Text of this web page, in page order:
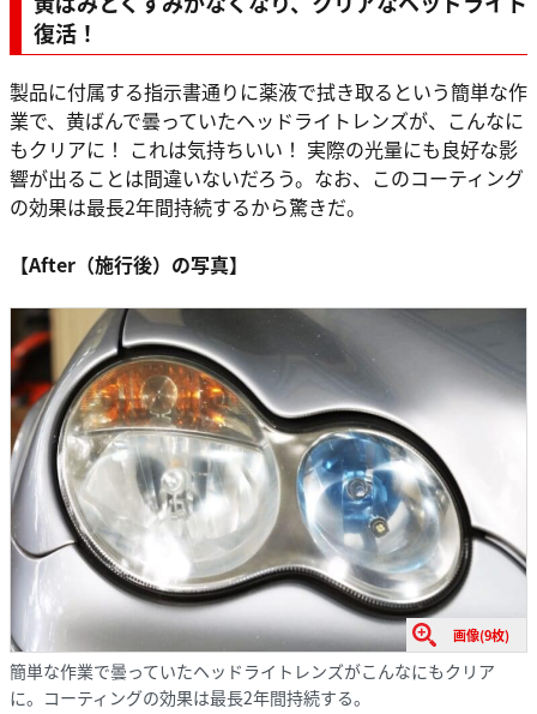
復活！
製品に付属する指示書通りに薬液で拭き取るという簡単な作
業で、黄ばんで曇っていたヘッドライトレンズが、こんなに
もクリアに！ これは気持ちいい！ 実際の光量にも良好な影
響が出ることは間違いないだろう。なお、このコーティング
の効果は最長2年間持続するから驚きだ。
【After（施行後）の写真】
画像(9枚)
簡単な作業で曇っていたヘッドライトレンズがこんなにもクリア
に。コーティングの効果は最長2年間持続する。